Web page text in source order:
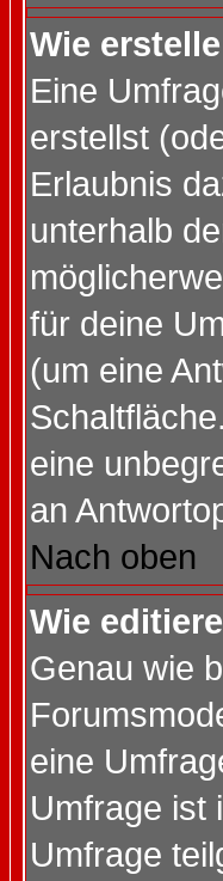
Wie
Eine
erstellst
Erlaubnis
unterhalb
für deine
(um eine
eine
an
Nach oben
Wie
Genau wie
eine
Umfrage ist
Umfrage